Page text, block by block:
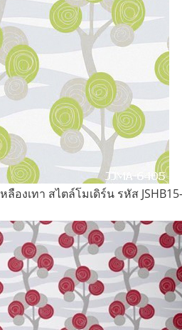
องเทา สไตล์โมเดิร์น รหัส